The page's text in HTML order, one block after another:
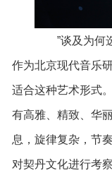
”谈及为何选
作为北京现代音乐
适合这种艺术形式
有高雅、精致、华
息，旋律复杂，节
对契丹文化进行考